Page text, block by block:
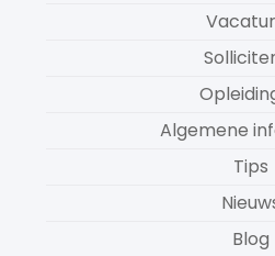
Algemene
Tips
Blog